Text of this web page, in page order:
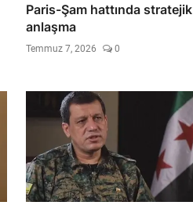
Paris-Şam hattında stratejik
anlaşma
Temmuz 7, 2026 0